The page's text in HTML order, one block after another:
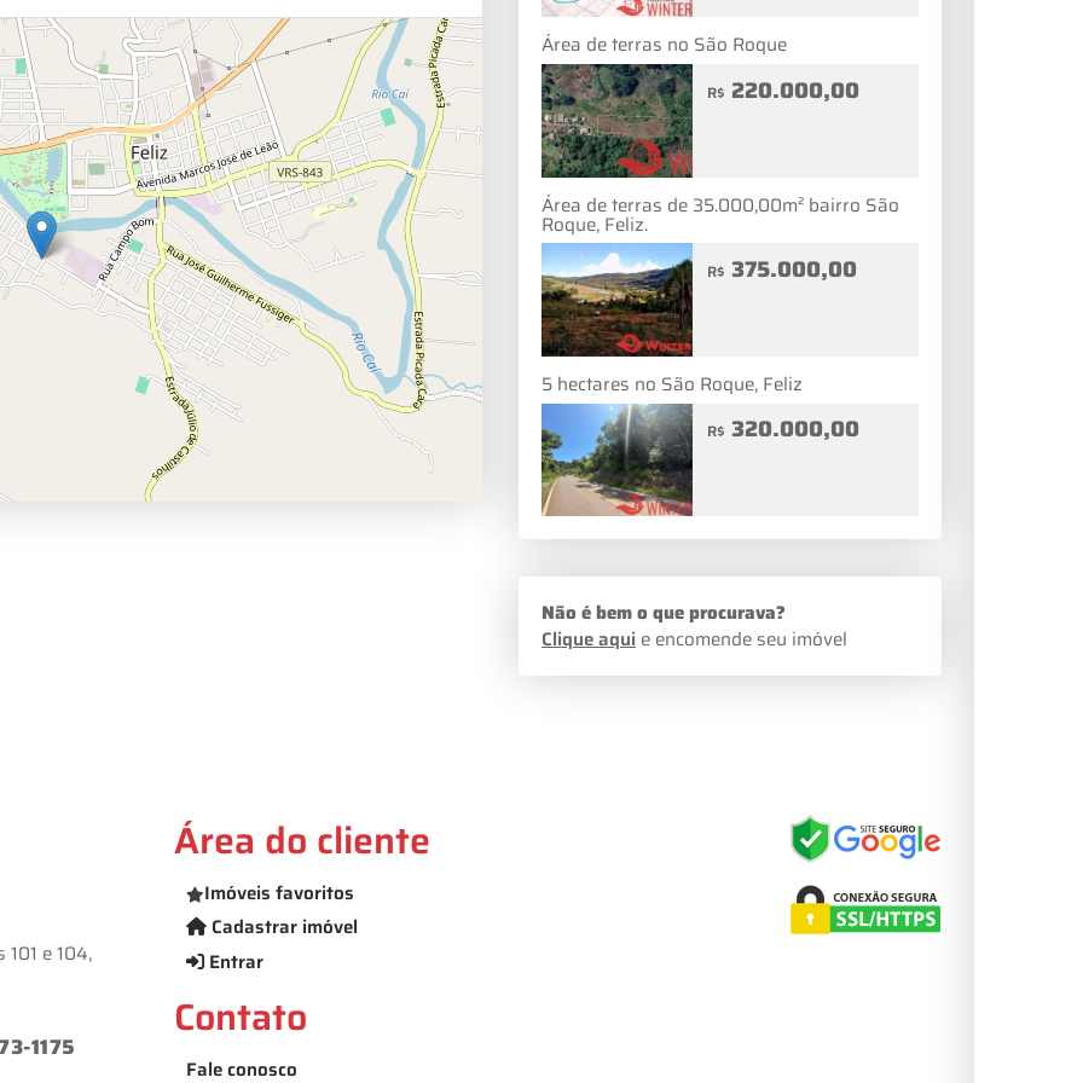
Área de terras no São Roque
R$ 220.000,00
Área de terras de 35.000,00m² bairro São
Roque, Feliz.
R$ 375.000,00
5 hectares no São Roque, Feliz
R$ 320.000,00
Não é bem o que procurava?
Clique aqui e encomende seu imóvel
e 104,
1175
Área do cliente
Imóveis favoritos
Cadastrar imóvel
Entrar
Contato
Fale conosco